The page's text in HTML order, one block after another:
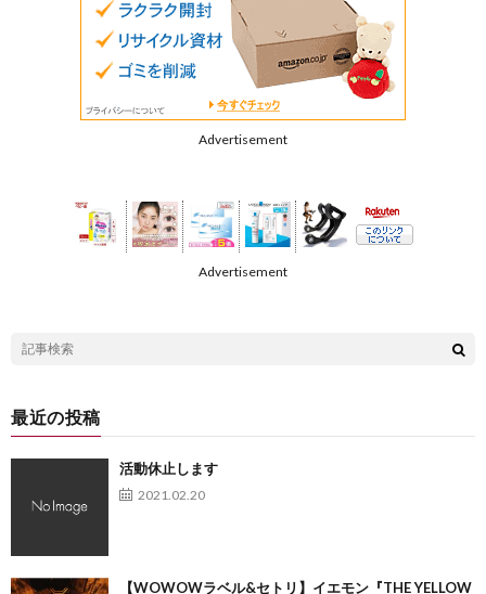
Advertisement
Advertisement
最近の投稿
活動休止します
2021.02.20
【WOWOWラベル&セトリ】イエモン『THE YELLOW